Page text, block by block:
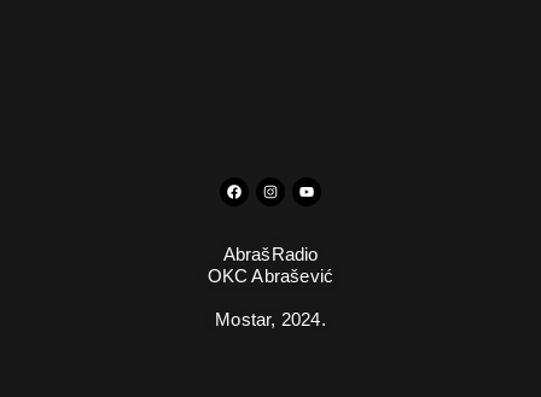
AbrašRadio
OKC Abrašević
Mostar, 2024.